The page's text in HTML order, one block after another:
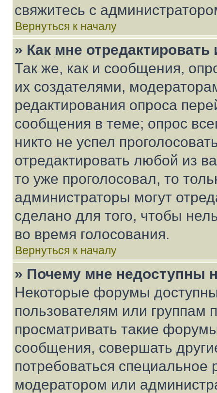
свяжитесь с
Вернуться к началу
» Как мне
Так же, как и сообщения,
их создателями,
редактирования опроса
сообщения в теме; опрос
никто не успел
отредактировать любой из
то уже проголосовал, то
администраторы могут
сделано для того, чтобы
во время голосования.
Вернуться к началу
» Почему мне недоступны
Некоторые форумы
пользователям или группам
просматривать такие
сообщения, совершать
потребоваться
модератором или